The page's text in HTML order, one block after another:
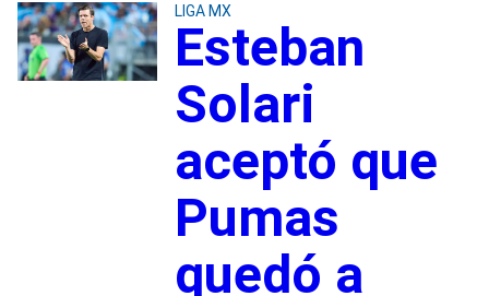
LIGA MX
Esteban
Solari
aceptó que
Pumas
quedó a